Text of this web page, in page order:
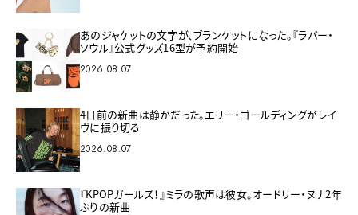
あのジャケットの文字が、ブランケットになった。『ラバー・
ソウル』公式グッズ16型が予約開始
2026.08.07
4日前の新曲は静かだった。エリー・ゴールディングがレイ
ヴに振り切る
2026.08.07
『KPOPガールズ！』ミラの歌声は彼女。オードリー・ヌナ2年
ぶりの新曲